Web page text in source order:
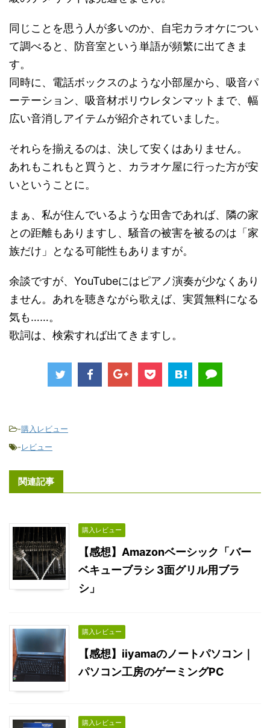
同じことを思う人が多いのか、自宅カラオケについ
て調べると、防音室という単語が頻繁に出てきま
す。
同時に、電話ボックスのような小部屋から、吸音パ
ーテーション、吸音材ポリウレタンマットまで、幅
広い音消しアイテムが紹介されていました。
それらを揃えるのは、決して安くはありません。
あれもこれもと買うと、カラオケ屋に行った方が安
いということに。
まぁ、私が住んでいるような田舎であれば、隣の家
との距離もありますし、騒音の被害を被るのは「家
族だけ」となる可能性もありますが。
余談ですが、YouTubeにはピアノ演奏が少なくあり
ません。あれを聴きながら歌えば、実質無料になる
気も……。
歌詞は、検索すれば出てきますし。
-購入レビュー
-レビュー
関連記事
購入レビュー
【感想】Amazonベーシック「バー
ベキューブラシ 3面グリル用ブラ
シ」
購入レビュー
【感想】iiyamaのノートパソコン｜
パソコン工房のゲーミングPC
購入レビュー